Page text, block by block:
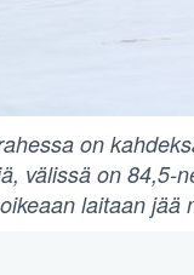
on
välissä on 84,5-
laitaan jää